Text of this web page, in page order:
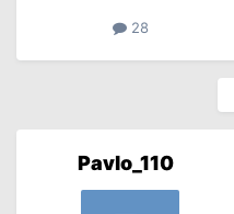
28
Pavlo_110